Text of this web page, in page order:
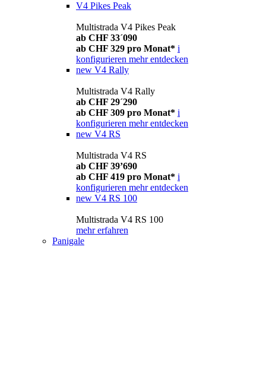
V4 Pikes Peak
Multistrada V4 Pikes Peak
ab CHF 33´090
ab CHF 329 pro Monat* i
konfigurieren mehr entdecken
new V4 Rally
Multistrada V4 Rally
ab CHF 29´290
ab CHF 309 pro Monat* i
konfigurieren mehr entdecken
new V4 RS
Multistrada V4 RS
ab CHF 39’690
ab CHF 419 pro Monat* i
konfigurieren mehr entdecken
new V4 RS 100
Multistrada V4 RS 100
mehr erfahren
Panigale